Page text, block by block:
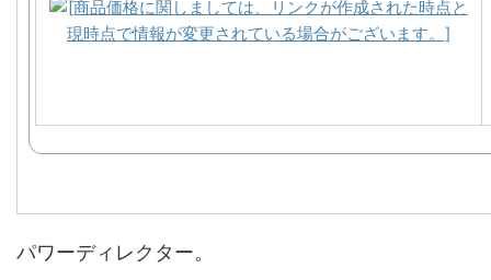
パワーディレクター。